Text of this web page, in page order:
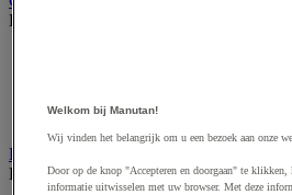
Bekijk de hele productgroep
Turntoestel
Krachttraining en fitness
Bekijk de hele productgroep
Welkom bij Manutan!
Wij vinden het belangrijk om u een bezoek aan onze
Door op de knop "Accepteren en doorgaan" te
informatie uitwisselen met uw browser. Met deze